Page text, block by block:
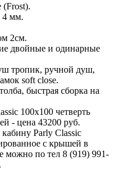
(Frost).
4 мм.
2см.
двойные и одинарные
тропик, ручной душ,
soft close.
быстрая сборка на
100х100 четверть
- цена 43200 руб.
Parly Classic
с крышей в
можно по тел 8 (919) 991-